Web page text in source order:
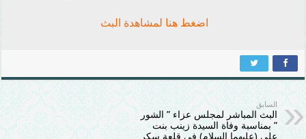
اضغط هنا لمشاهدة البث
السابق
البث المباشر لمجلس عزاء ” الشور
” بمناسبة وفاة السيدة زينب بنت
علي (عليهما السلام) في قلعة سكر